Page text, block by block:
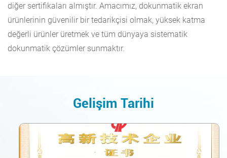
diğer sertifikaları almıştır. Amacımız, dokunmatik ekran
ürünlerinin güvenilir bir tedarikçisi olmak, yüksek katma
değerli ürünler üretmek ve tüm dünyaya sistematik
dokunmatik çözümler sunmaktır.
Gelişim Tarihi